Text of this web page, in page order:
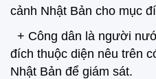
cảnh Nhật Bản cho mục
+ Công dân là người
đích thuộc diện nêu trên
Nhật Bản để giám sát.